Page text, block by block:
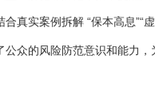
实案例拆解 “保本高息”“
的风险防范意识和能力，